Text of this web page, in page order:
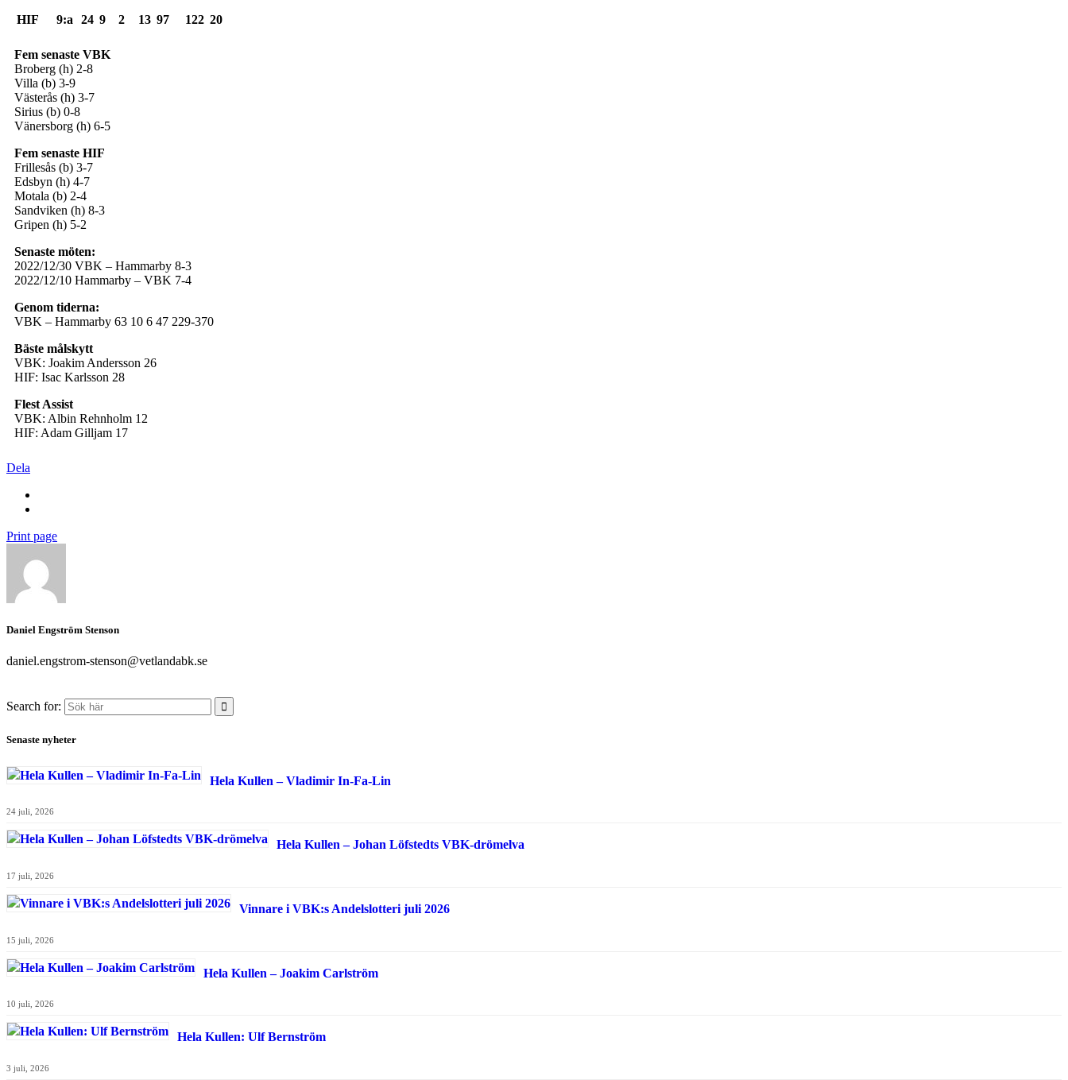
HIF 9:a 24 9 2 13 97 122 20
Fem senaste VBK
Broberg (h) 2-8
Villa (b) 3-9
Västerås (h) 3-7
Sirius (b) 0-8
Vänersborg (h) 6-5
Fem senaste HIF
Frillesås (b) 3-7
Edsbyn (h) 4-7
Motala (b) 2-4
Sandviken (h) 8-3
Gripen (h) 5-2
Senaste möten:
2022/12/30 VBK – Hammarby 8-3
2022/12/10 Hammarby – VBK 7-4
Genom tiderna:
VBK – Hammarby 63 10 6 47 229-370
Bäste målskytt
VBK: Joakim Andersson 26
HIF: Isac Karlsson 28
Flest Assist
VBK: Albin Rehnholm 12
HIF: Adam Gilljam 17
Dela
Print page
Daniel Engström Stenson
daniel.engstrom-stenson@vetlandabk.se
Search for:
Senaste nyheter
Hela Kullen – Vladimir In-Fa-Lin
24 juli, 2026
Hela Kullen – Johan Löfstedts VBK-drömelva
17 juli, 2026
Vinnare i VBK:s Andelslotteri juli 2026
15 juli, 2026
Hela Kullen – Joakim Carlström
10 juli, 2026
Hela Kullen: Ulf Bernström
3 juli, 2026